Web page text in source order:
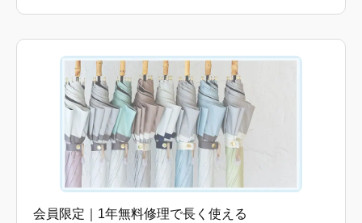
会員限定｜1年無料修理で長く使える